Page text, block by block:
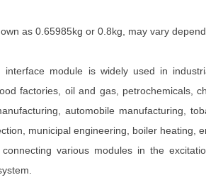
as 0.65985kg or 0.8kg, may vary
interface module is widely used in
factories, oil and gas, petrochemicals,
automobile manufacturing,
municipal engineering, boiler heating,
various modules in the